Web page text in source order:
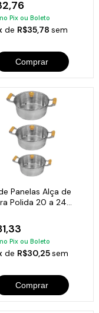
Pix ou Boleto
de R$35,78 sem
Comprar
Panelas Alça de
Polida 20 a 24
Pix ou Boleto
de R$30,25sem
Comprar